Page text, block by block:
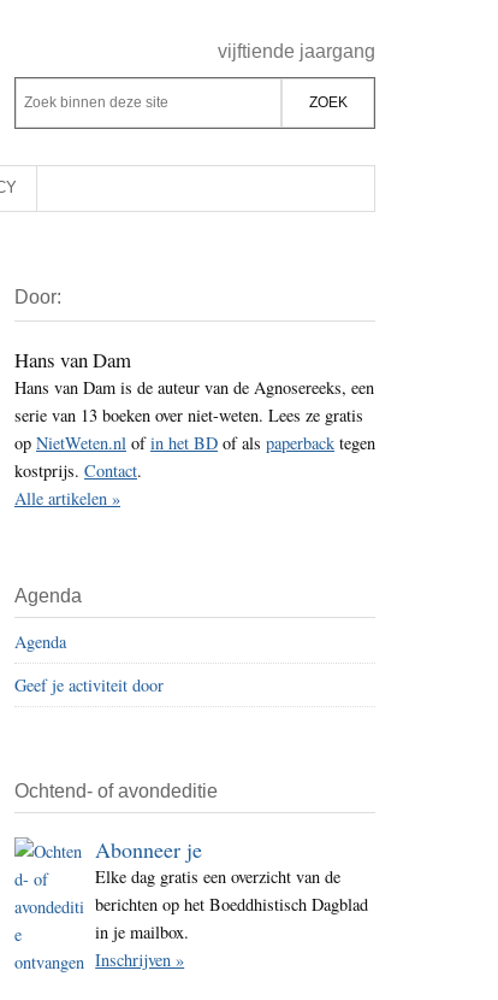
Rechts
vijftiende jaargang
Z
o
e
k
d
e
z
e
s
i
t
Z
o
k
b
n
n
e
z
e
t
e
Sidebar
Door:
Hans van Dam
Hans van Dam is de auteur van de Agnosereeks, een
serie van 13 boeken over niet-weten. Lees ze gratis
op NietWeten.nl ofin het BD of als paperback tegen
kostprijs. Contact.
Alle artikelen »
Agenda
Agenda
Geef je activiteit door
Ochtend- of avondeditie
Abonneer je
Elke dag gratis een overzicht van de
berichten op het Boeddhistisch Dagblad
in je mailbox.
Inschrijven »